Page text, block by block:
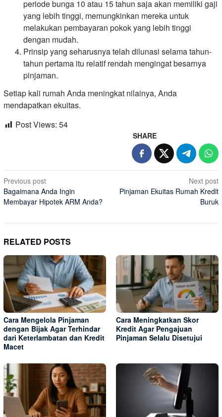
periode bunga 10 atau 15 tahun saja akan memiliki gaji
yang lebih tinggi, memungkinkan mereka untuk
melakukan pembayaran pokok yang lebih tinggi
dengan mudah.
Prinsip yang seharusnya telah dilunasi selama tahun-
tahun pertama itu relatif rendah mengingat besarnya
pinjaman.
Setiap kali rumah Anda meningkat nilainya, Anda
mendapatkan ekuitas.
Post Views: 54
SHARE
Post
navigation
Previous post
Bagaimana Anda Ingin
Membayar Hipotek ARM Anda?
Next post
Pinjaman Ekuitas Rumah Kredit
Buruk
RELATED POSTS
Cara Mengelola Pinjaman
dengan Bijak Agar Terhindar
dari Keterlambatan dan Kredit
Macet
Cara Meningkatkan Skor
Kredit Agar Pengajuan
Pinjaman Selalu Disetujui